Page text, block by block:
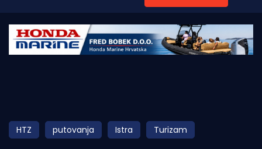
Početna
Obala
Otoci
HTZ putovanja Istra Turizam